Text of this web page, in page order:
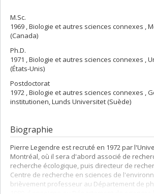
M.Sc.
1969 , Biologie et autres sciences connexes ,
(Canada)
Ph.D.
1971 , Biologie et autres sciences connexes ,
(États-Unis)
Postdoctorat
1972 , Biologie et autres sciences connexes ,
institutionen, Lunds Universitet (Suède)
Biographie
Pierre Legendre est recruté en 1972 par
Montréal, où il sera d'abord associé de
recherche écologique, puis directeur de
Centre de recherche en sciences de
brièvement professeur au Département de